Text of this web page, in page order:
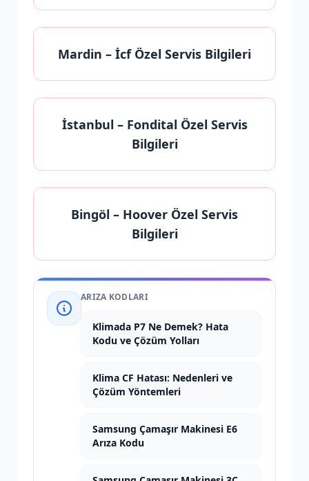
Mardin – İcf Özel Servis Bilgileri
İstanbul – Fondital Özel Servis
Bilgileri
Bingöl – Hoover Özel Servis
Bilgileri
ARIZA KODLARI
Klimada P7 Ne Demek? Hata
Kodu ve Çözüm Yolları
Klima CF Hatası: Nedenleri ve
Çözüm Yöntemleri
Samsung Çamaşır Makinesi E6
Arıza Kodu